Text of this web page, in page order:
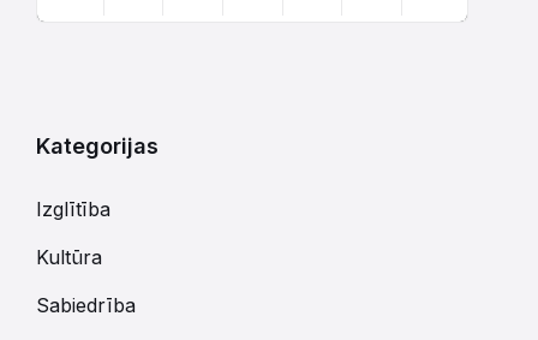
Kategorijas
Izglītība
Kultūra
Sabiedrība